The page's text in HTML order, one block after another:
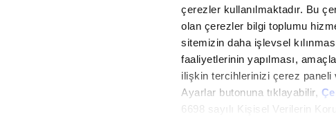
çerezler kullanılmaktadır. Bu
olan çerezler bilgi toplumu
sitemizin daha işlevsel
faaliyetlerinin yapılması,
ilişkin tercihlerinizi çerez paneli
Ayarlar butonuna tıklayabilir,
6698 sayılı Kişisel Verilerin